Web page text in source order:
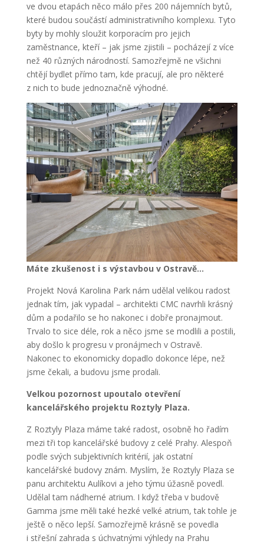
ve dvou etapách něco málo přes 200 nájemních bytů,
které budou součástí administrativního komplexu. Tyto
byty by mohly sloužit korporacím pro jejich
zaměstnance, kteří – jak jsme zjistili – pocházejí z více
než 40 různých národností. Samozřejmě ne všichni
chtějí bydlet přímo tam, kde pracují, ale pro některé
z nich to bude jednoznačně výhodné.
Máte zkušenost i s výstavbou v Ostravě…
Projekt Nová Karolina Park nám udělal velikou radost
jednak tím, jak vypadal – architekti CMC navrhli krásný
dům a podařilo se ho nakonec i dobře pronajmout.
Trvalo to sice déle, rok a něco jsme se modlili a postili,
aby došlo k progresu v pronájmech v Ostravě.
Nakonec to ekonomicky dopadlo dokonce lépe, než
jsme čekali, a budovu jsme prodali.
Velkou pozornost upoutalo otevření
kancelářského projektu Roztyly Plaza.
Z Roztyly Plaza máme také radost, osobně ho řadím
mezi tři top kancelářské budovy z celé Prahy. Alespoň
podle svých subjektivních kritérií, jak ostatní
kancelářské budovy znám. Myslím, že Roztyly Plaza se
panu architektu Aulíkovi a jeho týmu úžasně povedl.
Udělal tam nádherné atrium. I když třeba v budově
Gamma jsme měli také hezké velké atrium, tak tohle je
ještě o něco lepší. Samozřejmě krásně se povedla
i střešní zahrada s úchvatnými výhledy na Prahu